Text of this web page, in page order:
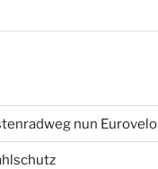
nun Eurovelo